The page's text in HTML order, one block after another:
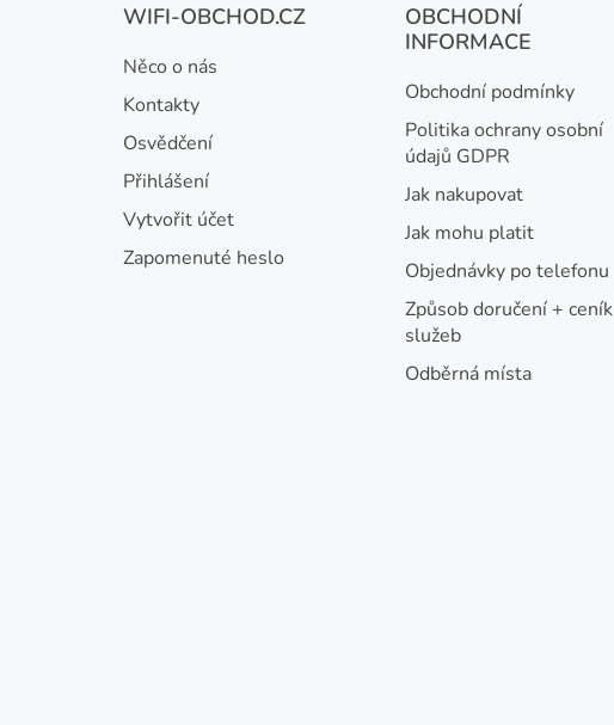
WIFI-OBCHOD.CZ
Něco o nás
Kontakty
Osvědčení
Přihlášení
Vytvořit účet
Zapomenuté heslo
OBCHODNÍ
INFORMACE
Obchodní podmínky
Politika ochrany osobní
údajů GDPR
Jak nakupovat
Jak mohu platit
Objednávky po telefonu
Způsob doručení + ceník
služeb
Odběrná místa